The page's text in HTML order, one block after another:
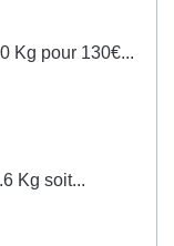
Kg pour 130€...
Kg soit...